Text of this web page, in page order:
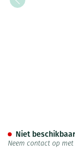
Niet beschikbaar
Neem contact op